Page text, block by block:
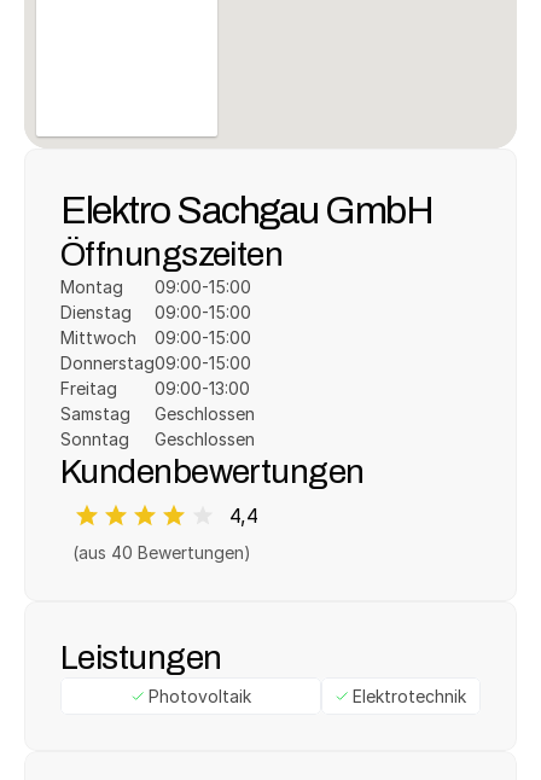
Elektro Sachgau GmbH
Öffnungszeiten
Montag
Dienstag
Mittwoch
Donnerstag
Freitag
Samstag
Sonntag
09:00-15:00
09:00-15:00
09:00-15:00
09:00-15:00
09:00-13:00
Geschlossen
Geschlossen
Kundenbewertungen
4,4
(aus 40 Bewertungen)
Leistungen
Photovoltaik Elektrotechnik